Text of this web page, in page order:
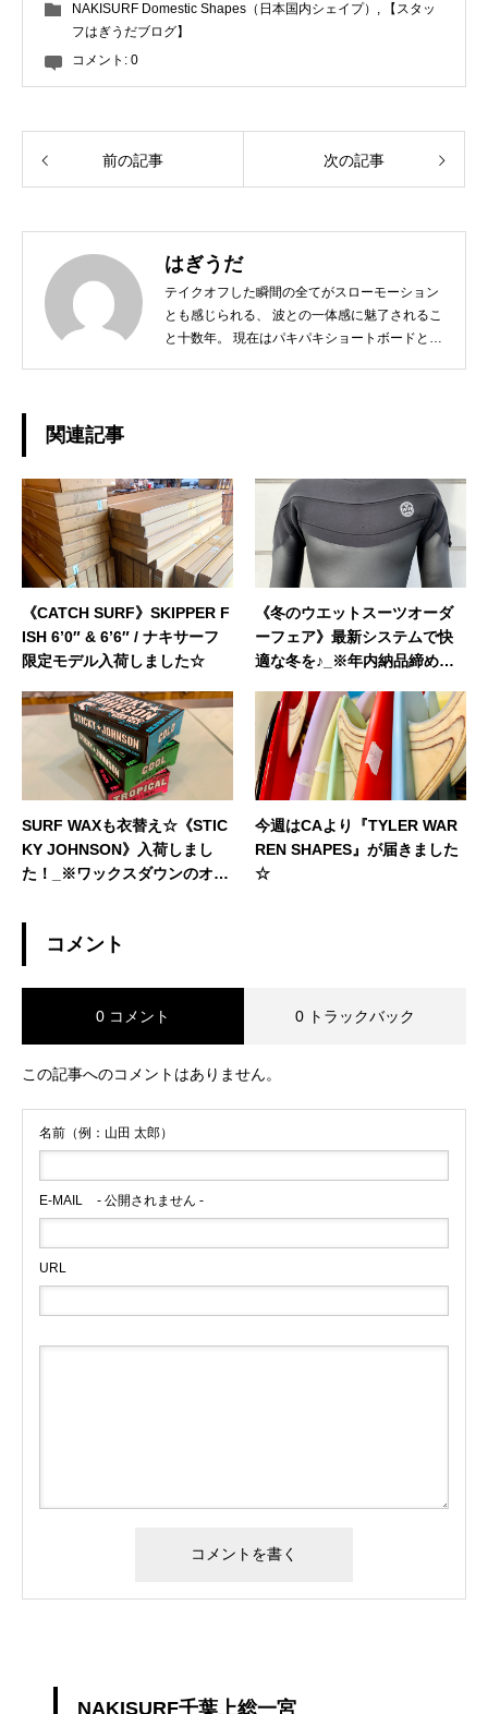
NAKISURF Domestic Shapes（日本国内シェイプ） ,
【スタッ
フはぎうだブログ】
コメント: 0
前の記事 次の記事
はぎうだ
テイクオフした瞬間の全てがスローモーション
とも感じられる、 波との一体感に魅了されるこ
と十数年。 現在はパキパキショートボードとは
の釣りやアウトドア、愛猫との日常などもご紹
介できればと思います！ どうぞよろしくお願い
いたします。◆担当業務：店舗運営・WEBサイ
ト運営・企画・プロモーション◆東京都出身：
一宮町在住 ◆誕生日：1983年4月29日
関連記事
《CATCH SURF》SKIPPER F
ISH 6’0″ & 6’6″ / ナキサーフ
限定モデル入荷しました☆
《冬のウエットスーツオーダ
ーフェア》最新システムで快
適な冬を♪_※年内納品締め切
SURF WAXも衣替え☆《STIC
KY JOHNSON》入荷しまし
た！_※ワックスダウンのオス
今週はCAより『TYLER WAR
REN SHAPES』が届きました
☆
コメント
0 コメント 0 トラックバック
この記事へのコメントはありません。
名前（例：山田 太郎）
E-MAIL - 公開されません -
URL
NAKISURF千葉上総一宮